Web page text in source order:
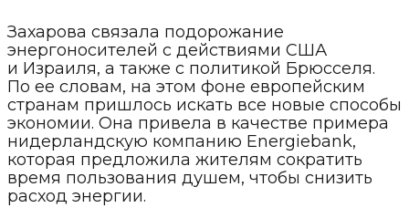
Захарова связала подорожание
энергоносителей с действиями США
и Израиля, а также с политикой Брюсселя.
По ее словам, на этом фоне европейским
странам пришлось искать все новые способы
экономии. Она привела в качестве примера
нидерландскую компанию Energiebank,
которая предложила жителям сократить
время пользования душем, чтобы снизить
расход энергии.